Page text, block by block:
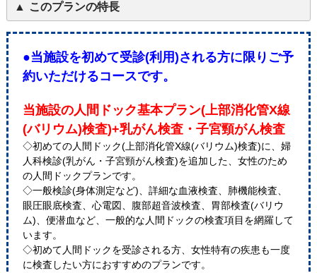
このプランの特長
●当施設を初めて受診(利用)される方に限りご予
約いただけるコースです。
当施設の人間ドック基本プラン(上部消化管X線
(バリウム)検査)+乳がん検査・子宮頸がん検査
◇初めての人間ドック(上部消化管X線(バリウム)検査)に、婦
人科検診(乳がん・子宮頸がん検査)を追加した、女性のため
の人間ドックプランです。
◇一般検診(身体測定など)、詳細な血液検査、肺機能検査、
眼圧眼底検査、心電図、腹部超音波検査、胃部検査(バリウ
ム)、便潜血など、一般的な人間ドックの検査項目を網羅して
います。
◇初めて人間ドックを受診される方、女性特有の疾患も一度
に検査したい方におすすめのプランです。